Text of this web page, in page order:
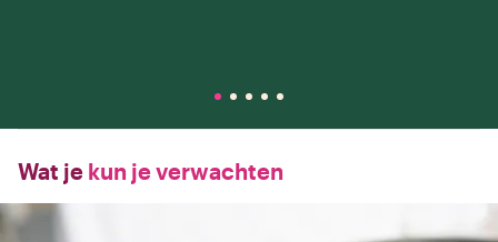
Wat je kun je verwachten